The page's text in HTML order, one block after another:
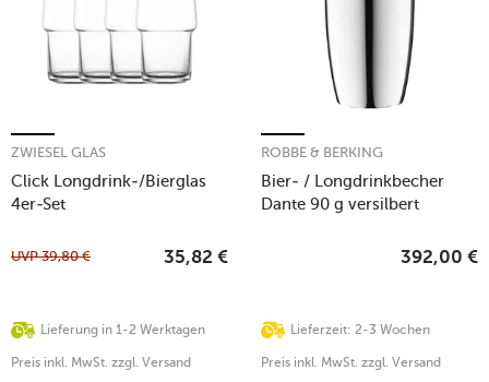
Click Longdrink-/Bierglas
4er-Set
ZWIESEL GLAS
Lieferung in 1-2 Werktagen
UVP39,80 € 35,82 €
Preis inkl. MwSt. zzgl. Versand
Bier- / Longdrinkbecher
Dante 90 g versilbert
ROBBE & BERKING
Lieferzeit: 2-3 Wochen
392,00 €
Preis inkl. MwSt. zzgl. Versand